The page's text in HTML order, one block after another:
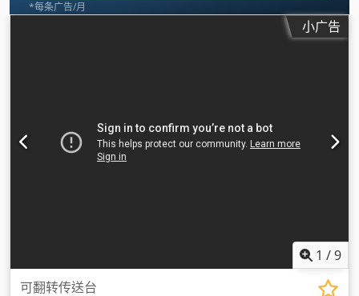
*每条广告/月
小广告
1 /9
可翻转传送台